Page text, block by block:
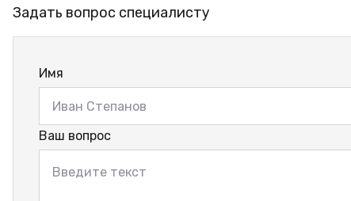
Задать вопрос специалисту
Имя
Ваш вопрос